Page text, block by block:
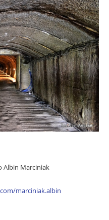
Albin Marciniak
marciniak.albin